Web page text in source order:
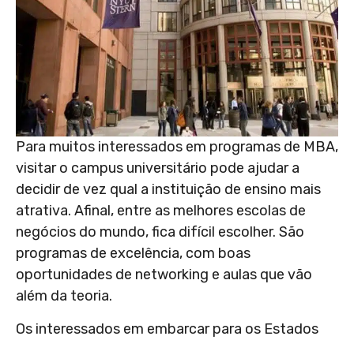
Para muitos interessados em programas de MBA,
visitar o campus universitário pode ajudar a
decidir de vez qual a instituição de ensino mais
atrativa. Afinal, entre as melhores escolas de
negócios do mundo, fica difícil escolher. São
programas de excelência, com boas
oportunidades de networking e aulas que vão
além da teoria.
Os interessados em embarcar para os Estados